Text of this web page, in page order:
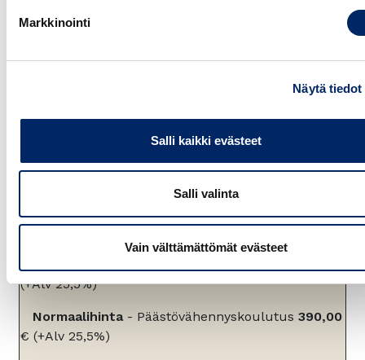
Markkinointi
Näytä tiedot
Salli kaikki evästeet
Salli valinta
Vain välttämättömät evästeet
puheenvuoro
tiekartan vaiheet
Päästövähennystyön työkalut
Koulutushinnat
Jäsenhinta
(+Alv 25,5%)
Normaalihinta- Päästövähennyskoulutus 390,00
€ (+Alv 25,5%)